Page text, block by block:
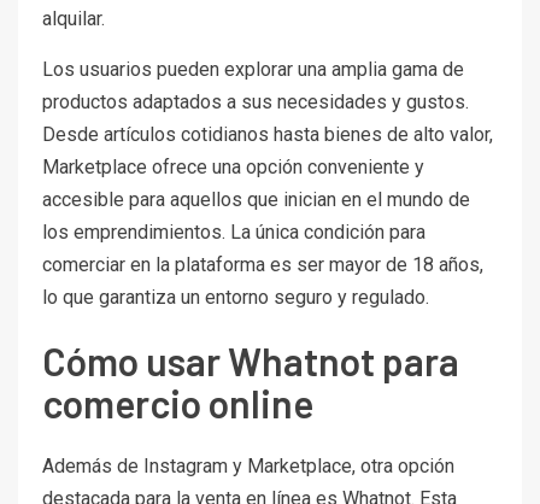
alquilar.
Los usuarios pueden explorar una amplia gama de
productos adaptados a sus necesidades y gustos.
Desde artículos cotidianos hasta bienes de alto valor,
Marketplace ofrece una opción conveniente y
accesible para aquellos que inician en el mundo de
los emprendimientos. La única condición para
comerciar en la plataforma es ser mayor de 18 años,
lo que garantiza un entorno seguro y regulado.
Cómo usar Whatnot para
comercio online
Además de Instagram y Marketplace, otra opción
destacada para la venta en línea es Whatnot. Esta